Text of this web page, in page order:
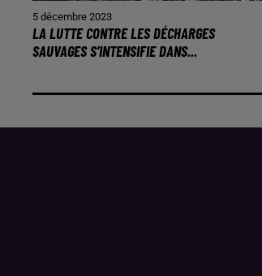
5 décembre 2023
LA LUTTE CONTRE LES DÉCHARGES
SAUVAGES S’INTENSIFIE DANS...